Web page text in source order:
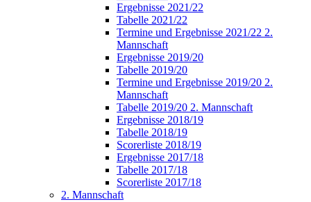
Ergebnisse 2021/22
Tabelle 2021/22
Termine und Ergebnisse 2021/22 2.
Mannschaft
Ergebnisse 2019/20
Tabelle 2019/20
Termine und Ergebnisse 2019/20 2.
Mannschaft
Tabelle 2019/20 2. Mannschaft
Ergebnisse 2018/19
Tabelle 2018/19
Scorerliste 2018/19
Ergebnisse 2017/18
Tabelle 2017/18
Scorerliste 2017/18
2. Mannschaft